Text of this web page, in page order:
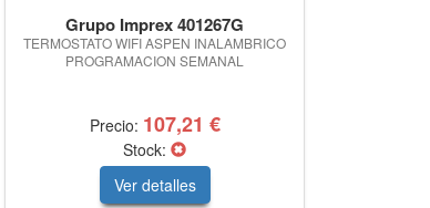
Grupo Imprex 401267G
TERMOSTATO WIFI ASPEN INALAMBRICO
PROGRAMACION SEMANAL
Precio: 107,21 €
Stock:
Ver detalles